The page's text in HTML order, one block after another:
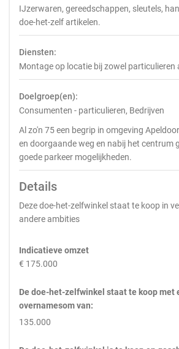
IJzerwaren, gereedschappen, sleutels,
doe-het-zelf artikelen.
Diensten:
Montage op locatie bij zowel particulieren
Doelgroep(en):
Consumenten - particulieren, Bedrijven
Al zo'n 75 een begrip in omgeving
en doorgaande weg en nabij het centrum
goede parkeer mogelijkheden.
Details
Deze doe-het-zelfwinkel staat te koop in
andere ambities
Indicatieve omzet
€ 175.000
De doe-het-zelfwinkel staat te koop met
overnamesom van:
135.000